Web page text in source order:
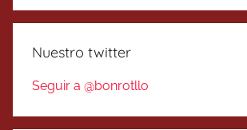
Nuestro twitter
Seguir a @bonrotllo